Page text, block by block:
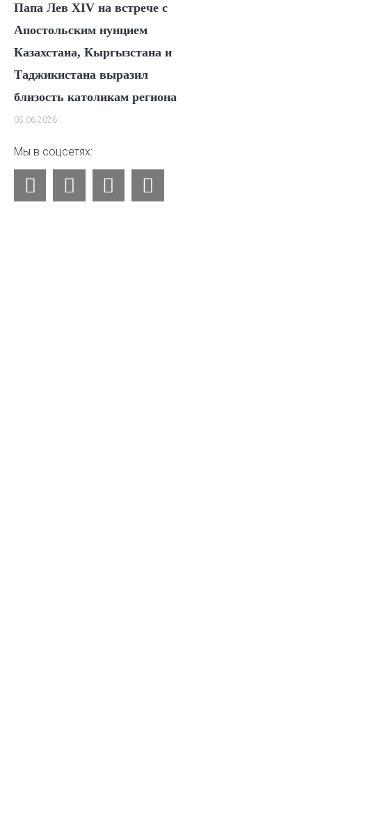
Папа Лев XIV на встрече с
Апостольским нунцием
Казахстана, Кыргызстана и
Таджикистана выразил
близость католикам региона
05.06.2026
Мы в соцсетях:
Y
o
F
a
V
k
I
n